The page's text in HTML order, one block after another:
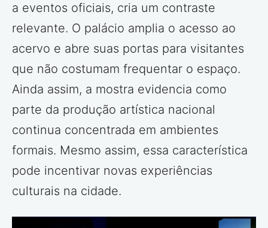
a eventos oficiais, cria um contraste
relevante. O palácio amplia o acesso ao
acervo e abre suas portas para visitantes
que não costumam frequentar o espaço.
Ainda assim, a mostra evidencia como
parte da produção artística nacional
continua concentrada em ambientes
formais. Mesmo assim, essa característica
pode incentivar novas experiências
culturais na cidade.